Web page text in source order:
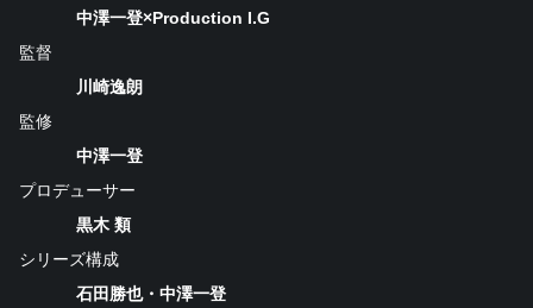
中澤一登×Production I.G
監督
川崎逸朗
監修
中澤一登
プロデューサー
黒木 類
シリーズ構成
石田勝也・中澤一登